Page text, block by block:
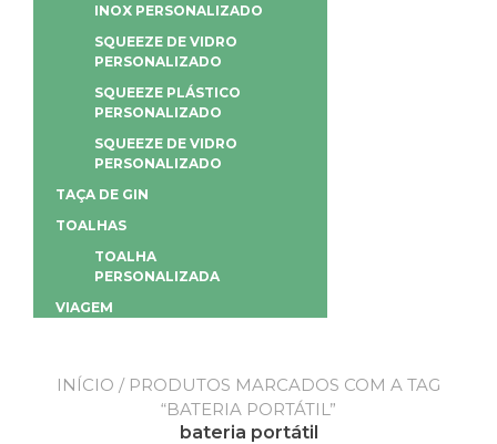
INÍCIO / PRODUTOS MARCADOS COM A TAG
“BATERIA PORTÁTIL”
bateria portátil
INOX PERSONALIZADO
SQUEEZE DE VIDRO
PERSONALIZADO
SQUEEZE PLÁSTICO
PERSONALIZADO
SQUEEZE DE VIDRO
PERSONALIZADO
TAÇA DE GIN
TOALHAS
TOALHA
PERSONALIZADA
VIAGEM